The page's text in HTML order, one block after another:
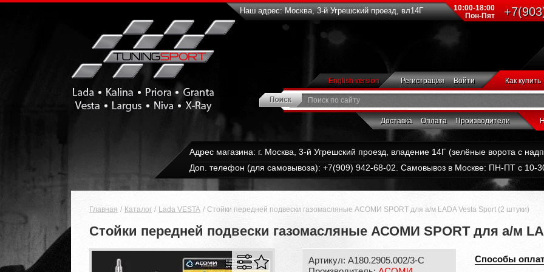
Наш адрес: Москва, 3-й Угрешский проезд, вл14Г
10:00-18:00
Пон-Пят
English version Регистрация Войти Как купить
Доставка Оплата Производители
Адрес магазина: г. Москва, 3-й Угрешский проезд, владение 14Г (зелёные ворота с
Доп. телефон (для самовывоза): +7(909) 942-68-02. Самовывоз в Москве: ПН-ПТ с 10-
Главная Каталог Lada VESTA Стойки передней подвески газомасляные АСОМИ SPORT для а/м LADA Vesta Sport (2 штуки)
Стойки передней подвески газомасляные АСОМИ SPORT для а/м
Артикул: А180.2905.002/3-С
Способы